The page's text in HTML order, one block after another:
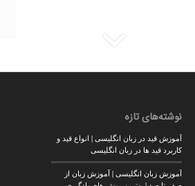
نوشته‌های تازه
آموزش قید در زبان انگلیسی | انواع قید و
کاربرد قید ها در زبان انگلیسی
آموزش زبان انگلیسی | آموزش زبان از